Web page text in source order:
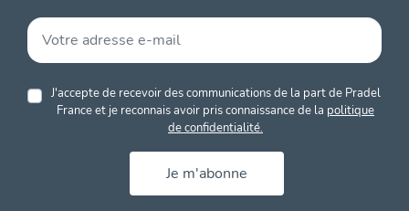
J'accepte de recevoir des communications de la part de Pradel
France et je reconnais avoir pris connaissance de la politique
de confidentialité.
Je m'abonne